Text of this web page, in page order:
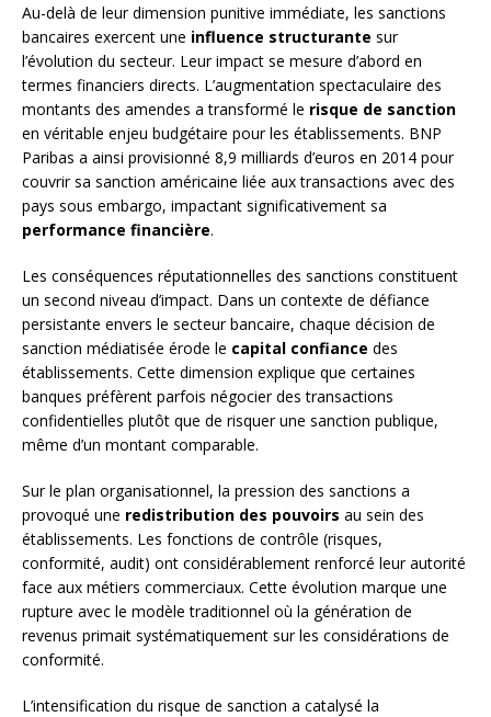
Au-delà de leur dimension punitive immédiate, les sanctions
bancaires exercent une influence structurante sur
l’évolution du secteur. Leur impact se mesure d’abord en
termes financiers directs. L’augmentation spectaculaire des
montants des amendes a transformé le risque de sanction
en véritable enjeu budgétaire pour les établissements. BNP
Paribas a ainsi provisionné 8,9 milliards d’euros en 2014 pour
couvrir sa sanction américaine liée aux transactions avec des
pays sous embargo, impactant significativement sa
performance financière.
Les conséquences réputationnelles des sanctions constituent
un second niveau d’impact. Dans un contexte de défiance
persistante envers le secteur bancaire, chaque décision de
sanction médiatisée érode le capital confiance des
établissements. Cette dimension explique que certaines
banques préfèrent parfois négocier des transactions
confidentielles plutôt que de risquer une sanction publique,
même d’un montant comparable.
Sur le plan organisationnel, la pression des sanctions a
provoqué une redistribution des pouvoirs au sein des
établissements. Les fonctions de contrôle (risques,
conformité, audit) ont considérablement renforcé leur autorité
face aux métiers commerciaux. Cette évolution marque une
rupture avec le modèle traditionnel où la génération de
revenus primait systématiquement sur les considérations de
conformité.
L’intensification du risque de sanction a catalysé la